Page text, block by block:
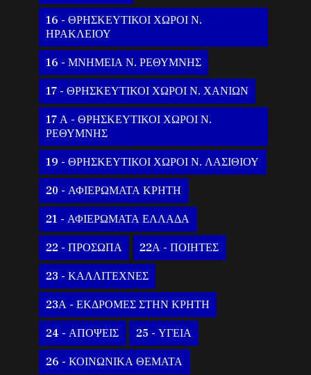
16 - ΘΡΗΣΚΕΥΤΙΚΟΙ ΧΩΡΟΙ Ν.
ΗΡΑΚΛΕΙΟΥ
16 - ΜΝΗΜΕΙΑ Ν. ΡΕΘΥΜΝΗΣ
17 - ΘΡΗΣΚΕΥΤΙΚΟΙ ΧΩΡΟΙ Ν. ΧΑΝΙΩΝ
17 Α - ΘΡΗΣΚΕΥΤΙΚΟΙ ΧΩΡΟΙ Ν.
ΡΕΘΥΜΝΗΣ
19 - ΘΡΗΣΚΕΥΤΙΚΟΙ ΧΩΡΟΙ Ν. ΛΑΣΙΘΙΟΥ
20 - ΑΦΙΕΡΩΜΑΤΑ ΚΡΗΤΗ
21 - ΑΦΙΕΡΩΜΑΤΑ ΕΛΛΑΔΑ
22 - ΠΡΟΣΩΠΑ 22Α - ΠΟΙΗΤΕΣ
23 - ΚΑΛΛΙΤΕΧΝΕΣ
23Α - ΕΚΔΡΟΜΕΣ ΣΤΗΝ ΚΡΗΤΗ
24 - ΑΠΟΨΕΙΣ 25 - ΥΓΕΙΑ
26 - ΚΟΙΝΩΝΙΚΑ ΘΕΜΑΤΑ